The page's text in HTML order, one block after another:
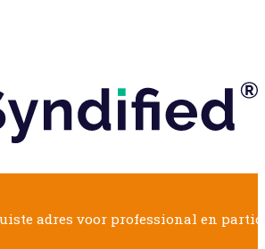
adres voor professional en